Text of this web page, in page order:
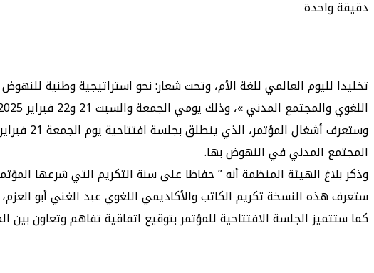
دقيقة واحدة
تخليدا لليوم العالمي للغة الأم، وتحت شعار: نحو استراتيجية وطنية
اللغوي والمجتمع المدني »، وذلك يومي الجمعة والسبت 21 و22 فبراير 2025، بالمكتبة الوطنية للمملكة المغربية بالرباط.
المجتمع المدني في النهوض بها.
وذكر بلاغ الهيئة المنظمة أنه ” حفاظا على سنة التكريم التي شرعها
ستعرف هذه النسخة تكريم الكاتب والأكاديمي اللغوي عبد الغني أبو العزم،
كما ستتميز الجلسة الافتتاحية للمؤتمر بتوقيع اتفاقية تفاهم وتعاون بين